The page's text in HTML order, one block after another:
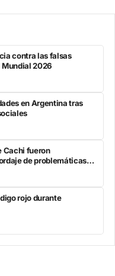
contra las falsas
2026
en Argentina tras
Cachi fueron
de problemáticas
rojo durante